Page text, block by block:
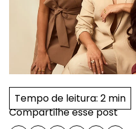
Compartilhe esse post
Tempo de leitura: 2 min